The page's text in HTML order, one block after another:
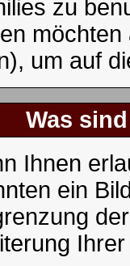
zu
um auf
Was
Ihnen
ein